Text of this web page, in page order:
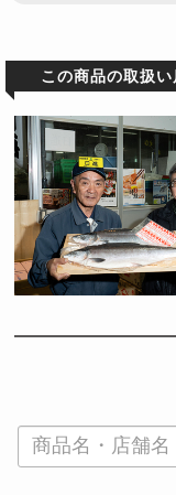
この商品の取扱い